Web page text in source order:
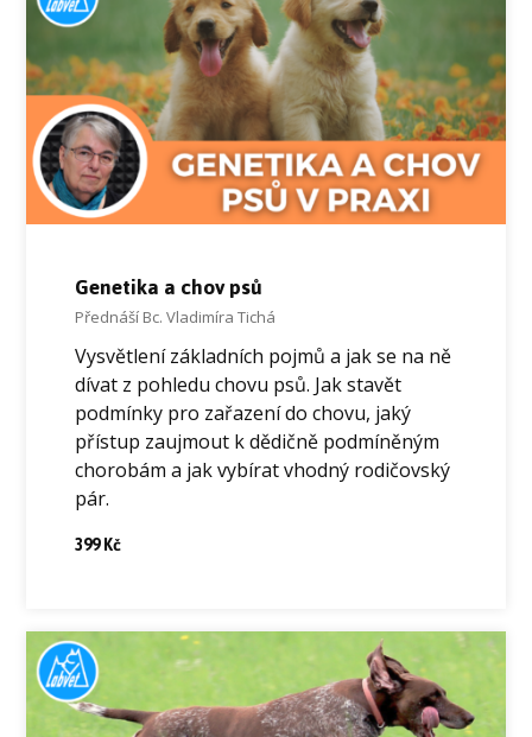
Genetika a chov psů
Přednáší Bc. Vladimíra Tichá
Vysvětlení základních pojmů a jak se na ně
dívat z pohledu chovu psů. Jak stavět
podmínky pro zařazení do chovu, jaký
přístup zaujmout k dědičně podmíněným
chorobám a jak vybírat vhodný rodičovský
pár.
399 Kč